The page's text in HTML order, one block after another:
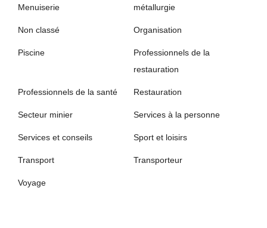
Menuiserie métallurgie
Non classé Organisation
Piscine
Professionnels de la
restauration
Professionnels de la santé Restauration
Secteur minier Services à la personne
Services et conseils Sport et loisirs
Transport Transporteur
Voyage